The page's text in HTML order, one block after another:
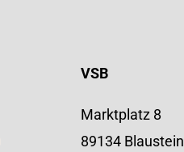
VSB
Marktplatz 8
89134 Blaustein